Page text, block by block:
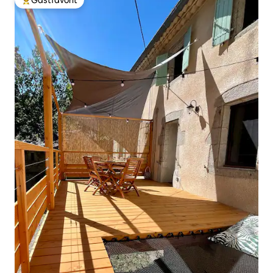
Populär gästfavorit